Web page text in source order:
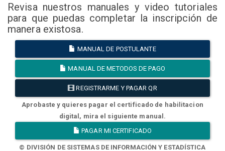
Revisa nuestros manuales y video tutoriales
para que puedas completar la inscripción de
manera existosa.
MANUAL DE POSTULANTE
MANUAL DE METODOS DE PAGO
REGISTRARME Y PAGAR QR
Aprobaste y quieres pagar el certificado de habilitacion
digital, mira el siguiente manual.
PAGAR MI CERTIFICADO
© DIVISIÓN DE SISTEMAS DE INFORMACIÓN Y ESTADÍSTICA